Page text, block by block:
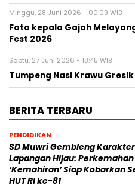
Minggu, 28 Juni 2026 - 00:09 WIB
Foto kepala Gajah
Fest 2026
Sabtu, 27 Juni 2026 - 18:45 WIB
Tumpeng Nasi Krawu
BERITA TERBARU
PENDIDIKAN
SD Muwri Gembleng
Lapangan Hijau: Perkemahan
‘Kemahiran’ Siap Kobarkan
HUT RI ke-81